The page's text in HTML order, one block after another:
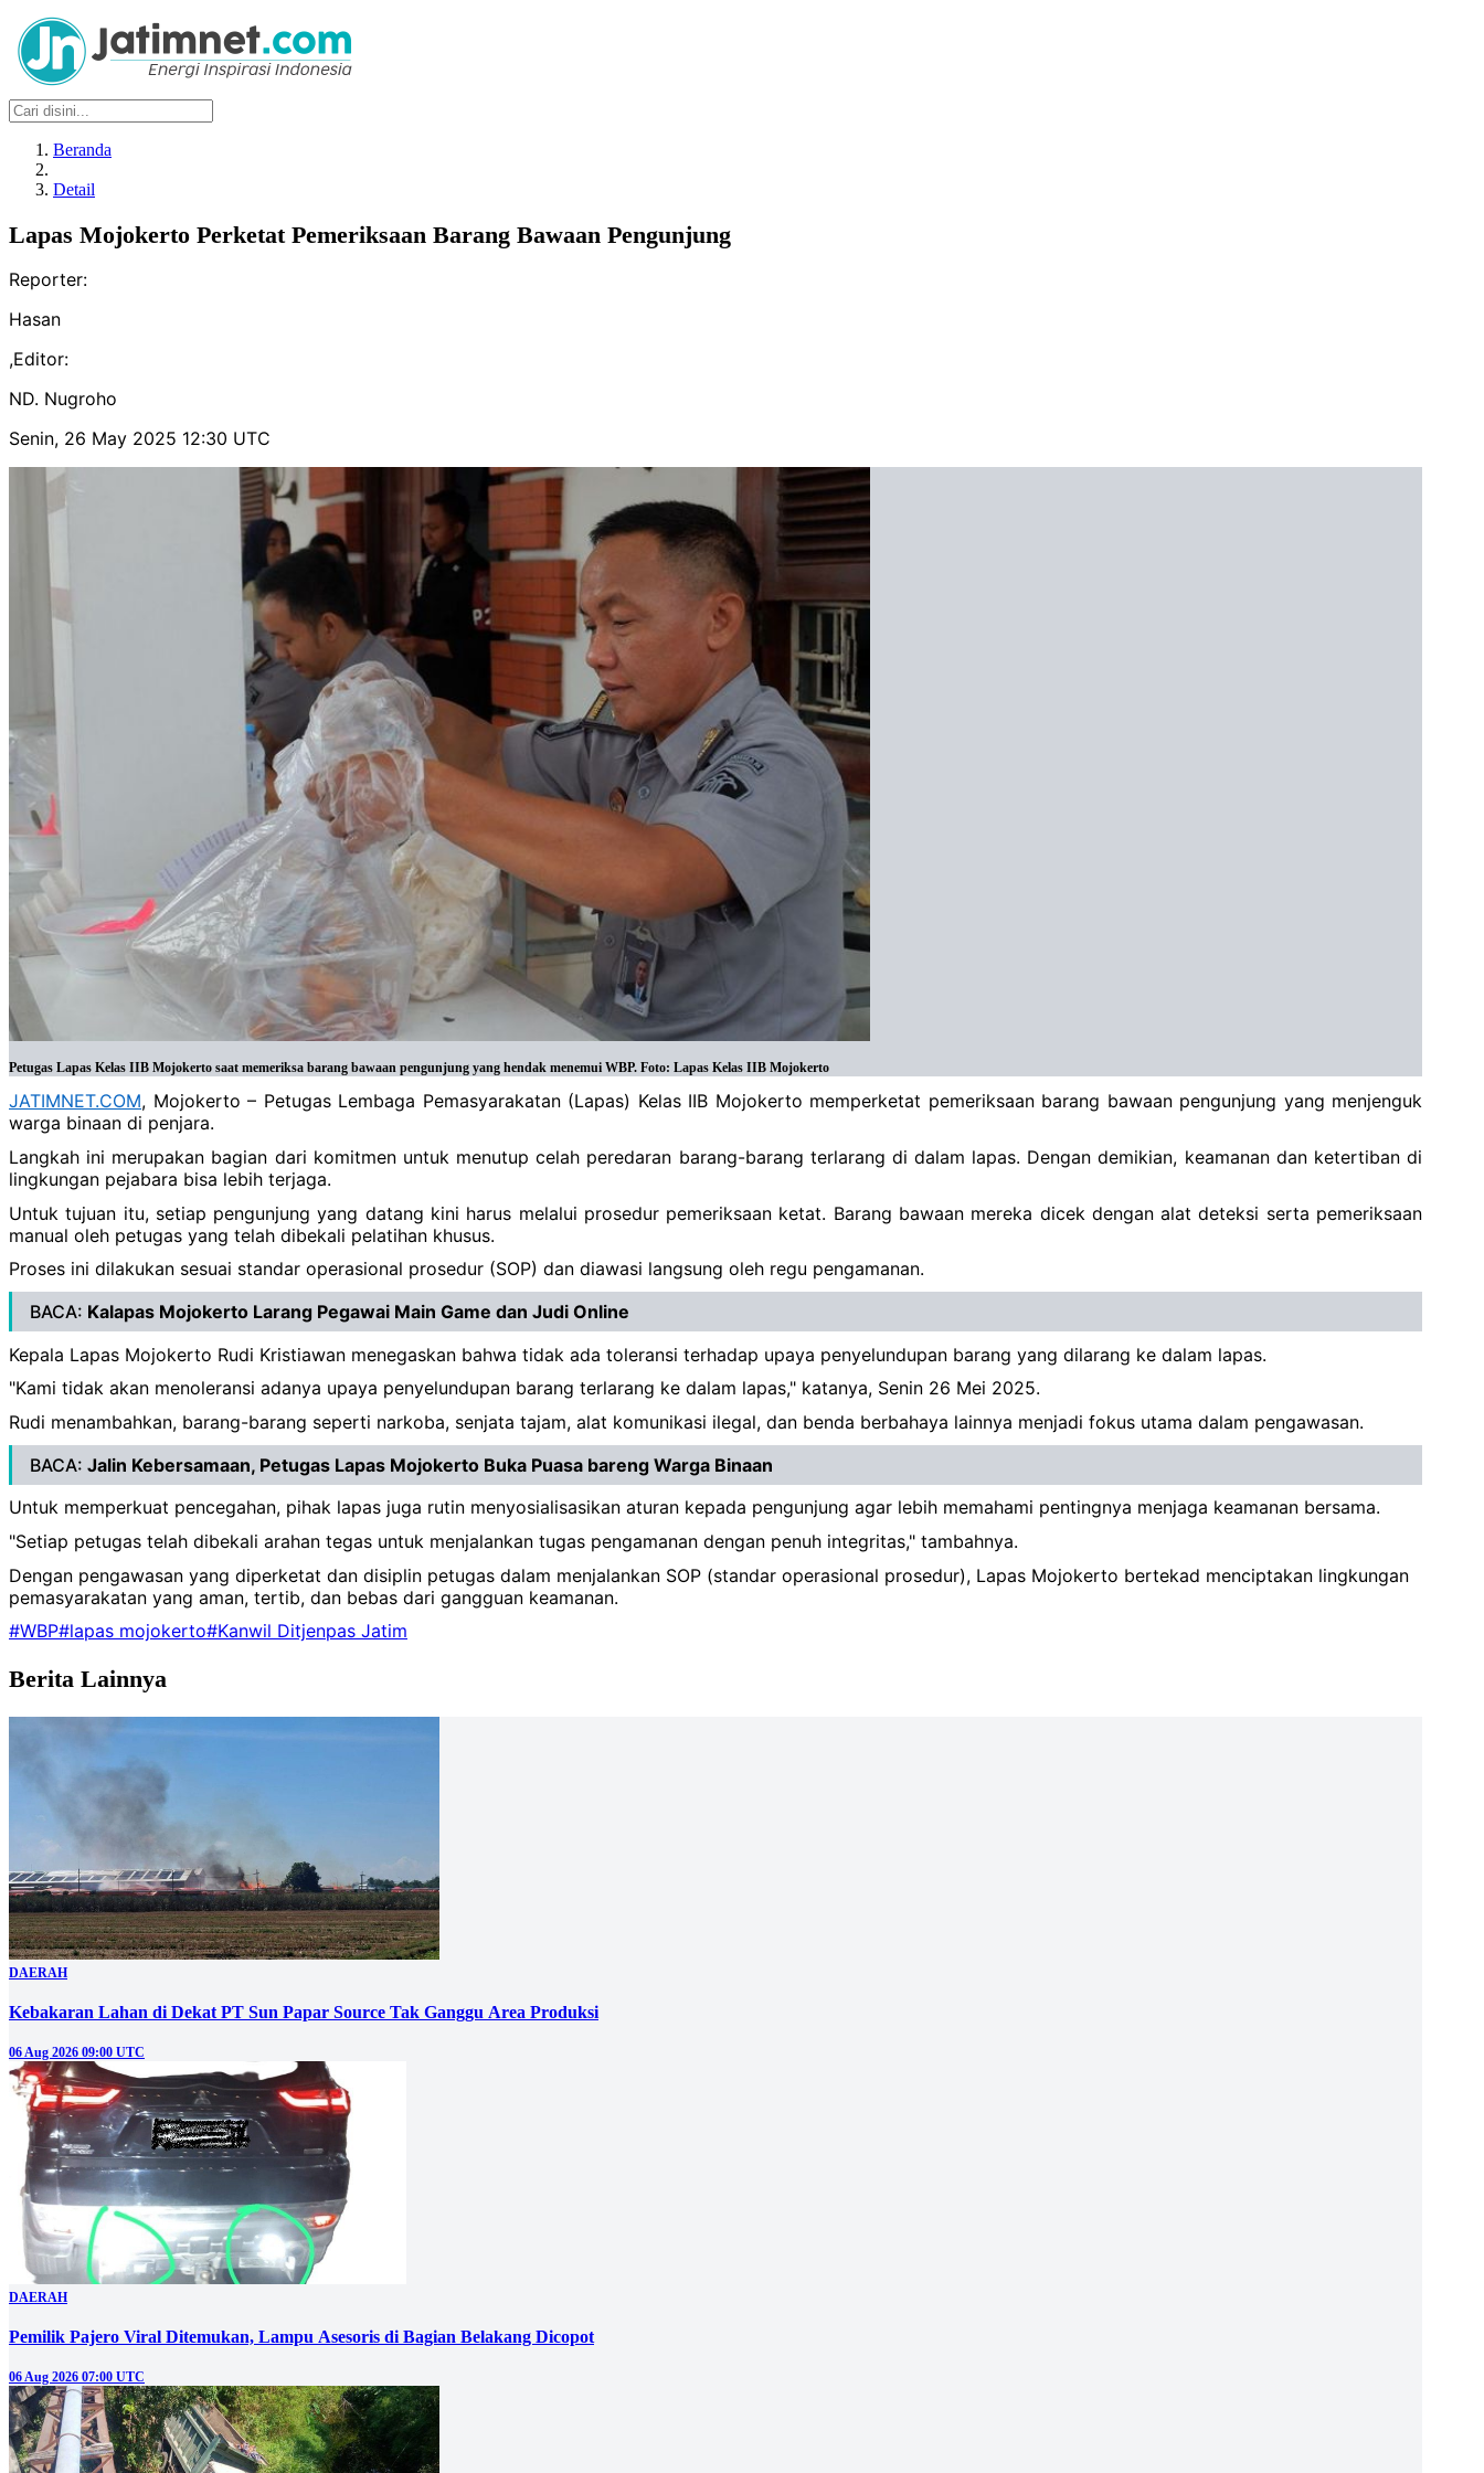
Beranda
Detail
Lapas Mojokerto Perketat Pemeriksaan Barang Bawaan Pengunjung
Reporter:
Hasan
,Editor:
ND. Nugroho
Senin, 26 May 2025 12:30 UTC
Petugas Lapas Kelas IIB Mojokerto saat memeriksa barang bawaan pengunjung yang hendak menemui WBP. Foto: Lapas Kelas IIB Mojokerto
JATIMNET.COM, Mojokerto – Petugas Lembaga Pemasyarakatan (Lapas) Kelas IIB Mojokerto memperketat pemeriksaan barang bawaan pengunjung yang menjenguk
warga binaan di penjara.
Langkah ini merupakan bagian dari komitmen untuk menutup celah peredaran barang-barang terlarang di dalam lapas. Dengan demikian, keamanan dan ketertiban di
lingkungan pejabara bisa lebih terjaga.
Untuk tujuan itu, setiap pengunjung yang datang kini harus melalui prosedur pemeriksaan ketat. Barang bawaan mereka dicek dengan alat deteksi serta pemeriksaan
manual oleh petugas yang telah dibekali pelatihan khusus.
Proses ini dilakukan sesuai standar operasional prosedur (SOP) dan diawasi langsung oleh regu pengamanan.
BACA: Kalapas Mojokerto Larang Pegawai Main Game dan Judi Online
Kepala Lapas Mojokerto Rudi Kristiawan menegaskan bahwa tidak ada toleransi terhadap upaya penyelundupan barang yang dilarang ke dalam lapas.
"Kami tidak akan menoleransi adanya upaya penyelundupan barang terlarang ke dalam lapas," katanya, Senin 26 Mei 2025.
Rudi menambahkan, barang-barang seperti narkoba, senjata tajam, alat komunikasi ilegal, dan benda berbahaya lainnya menjadi fokus utama dalam pengawasan.
BACA: Jalin Kebersamaan, Petugas Lapas Mojokerto Buka Puasa bareng Warga Binaan
Untuk memperkuat pencegahan, pihak lapas juga rutin menyosialisasikan aturan kepada pengunjung agar lebih memahami pentingnya menjaga keamanan bersama.
"Setiap petugas telah dibekali arahan tegas untuk menjalankan tugas pengamanan dengan penuh integritas," tambahnya.
Dengan pengawasan yang diperketat dan disiplin petugas dalam menjalankan SOP (standar operasional prosedur), Lapas Mojokerto bertekad menciptakan lingkungan
pemasyarakatan yang aman, tertib, dan bebas dari gangguan keamanan.
#WBP#lapas mojokerto#Kanwil Ditjenpas Jatim
Berita Lainnya
DAERAH
Kebakaran Lahan di Dekat PT Sun Papar Source Tak Ganggu Area Produksi
06 Aug 2026 09:00 UTC
DAERAH
Pemilik Pajero Viral Ditemukan, Lampu Asesoris di Bagian Belakang Dicopot
06 Aug 2026 07:00 UTC